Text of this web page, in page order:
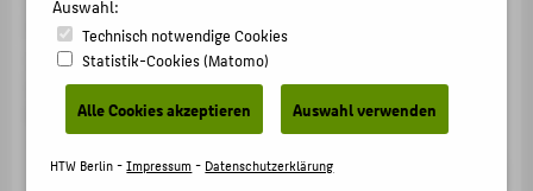
AI-Inklusion, das die Knowledge-Creation von
verschiedenen AI-Stakeholdern erleichtert. Der Ansatz
basiert auf Wissen aus der interpersonellen
Neurobiologie sowie angewandten
Creation, Futures Mapping und Thick Data, um inklusive
UNSERE PROJEKTE
BELIEBTE SEITEN
DIGITALE DIENSTE
Auswahl:
Technisch notwendige Cookies
Statistik-Cookies (Matomo)
Alle Cookies akzeptieren Auswahl verwenden
HTW Berlin -Impressum- Datenschutzerklärung